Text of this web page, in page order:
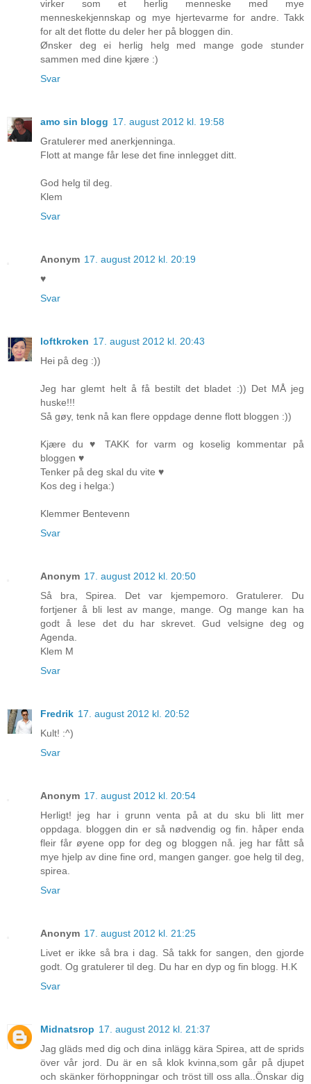
virker som et herlig menneske med mye
menneskekjennskap og mye hjertevarme for andre. Takk
for alt det flotte du deler her på bloggen din.
Ønsker deg ei herlig helg med mange gode stunder
sammen med dine kjære :)
Svar
amo sin blogg 17. august 2012 kl. 19:58
Gratulerer med anerkjenninga.
Flott at mange får lese det fine innlegget ditt.
God helg til deg.
Klem
Svar
Anonym 17. august 2012 kl. 20:19
♥
Svar
loftkroken 17. august 2012 kl. 20:43
Hei på deg :))
Jeg har glemt helt å få bestilt det bladet :)) Det MÅ jeg
huske!!!
Så gøy, tenk nå kan flere oppdage denne flott bloggen :))
Kjære du ♥ TAKK for varm og koselig kommentar på
bloggen ♥
Tenker på deg skal du vite ♥
Kos deg i helga:)
Klemmer Bentevenn
Svar
Anonym 17. august 2012 kl. 20:50
Så bra, Spirea. Det var kjempemoro. Gratulerer. Du
fortjener å bli lest av mange, mange. Og mange kan ha
godt å lese det du har skrevet. Gud velsigne deg og
Agenda.
Klem M
Svar
Fredrik 17. august 2012 kl. 20:52
Kult! :^)
Svar
Anonym 17. august 2012 kl. 20:54
Herligt! jeg har i grunn venta på at du sku bli litt mer
oppdaga. bloggen din er så nødvendig og fin. håper enda
fleir får øyene opp for deg og bloggen nå. jeg har fått så
mye hjelp av dine fine ord, mangen ganger. goe helg til deg,
spirea.
Svar
Anonym 17. august 2012 kl. 21:25
Livet er ikke så bra i dag. Så takk for sangen, den gjorde
godt. Og gratulerer til deg. Du har en dyp og fin blogg. H.K
Svar
Midnatsrop 17. august 2012 kl. 21:37
Jag gläds med dig och dina inlägg kära Spirea, att de sprids
över vår jord. Du är en så klok kvinna,som går på djupet
och skänker förhoppningar och tröst till oss alla..Önskar dig